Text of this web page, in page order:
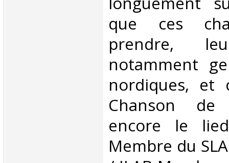
que ces
prendre,
notamment
nordiques, et
Chanson
encore le
Membre du